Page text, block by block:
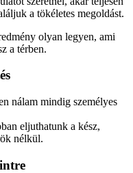
a tökéletes megoldást.
olyan legyen, ami
a térben.
nálam mindig személyes
eljuthatunk a kész,
nélkül.